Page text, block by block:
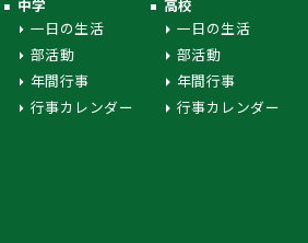
中学
一日の生活
部活動
年間行事
行事カレンダー
高校
一日の生活
部活動
年間行事
行事カレンダー